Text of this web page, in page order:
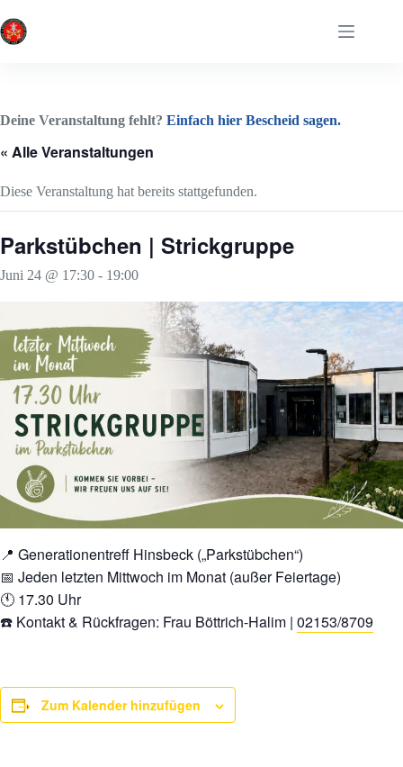
Inhalt
springen
Deine Veranstaltung fehlt? Einfach hier Bescheid sagen.
« Alle Veranstaltungen
Diese Veranstaltung hat bereits stattgefunden.
Parkstübchen | Strickgruppe
Juni 24 @ 17:30 - 19:00
📍 Generationentreff Hinsbeck („Parkstübchen“)
📅 Jeden letzten Mittwoch im Monat (außer Feiertage)
🕚 17.30 Uhr
☎️ Kontakt & Rückfragen: Frau Böttrich-Halim | 02153/8709
Zum Kalender hinzufügen